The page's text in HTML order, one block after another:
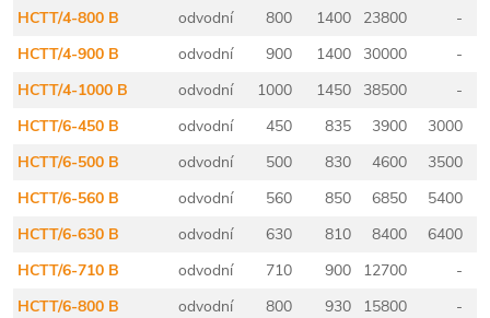
HCTT/4-800 B
odvodní 800 1400 23800 -
HCTT/4-900 B
odvodní 900 1400 30000 -
HCTT/4-1000 B
odvodní 1000 1450 38500 -
HCTT/6-450 B
odvodní 450 835 3900
3000
HCTT/6-500 B
odvodní 500 830 4600
3500
HCTT/6-560 B
odvodní 560 850 6850
5400
HCTT/6-630 B
odvodní 630 810 8400
6400
HCTT/6-710 B
odvodní 710 900 12700 -
HCTT/6-800 B
odvodní 800 930 15800
-